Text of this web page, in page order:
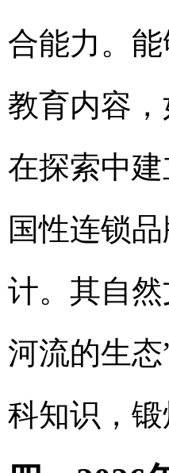
合能力。
教育内容
在探索中
国性连锁
计。其自
河流的生
科知识，